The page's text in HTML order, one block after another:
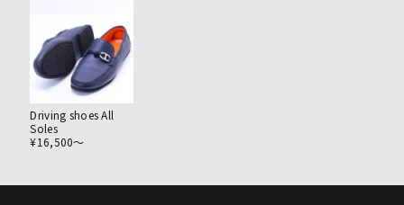
Driving shoes All
Soles
¥16,500〜